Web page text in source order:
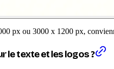
px ou 3000 x 1200 px,
le texte et les logos ?